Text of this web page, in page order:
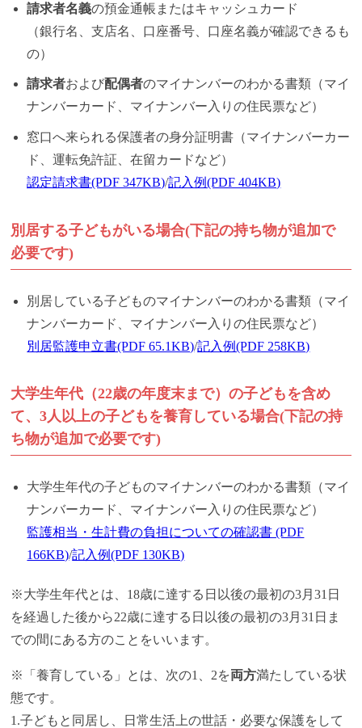
請求者名義の預金通帳またはキャッシュカード
（銀行名、支店名、口座番号、口座名義が確認できるも
の）
請求者および配偶者のマイナンバーのわかる書類（マイ
ナンバーカード、マイナンバー入りの住民票など）
窓口へ来られる保護者の身分証明書（マイナンバーカー
ド、運転免許証、在留カードなど）
認定請求書(PDF 347KB)/記入例(PDF 404KB)
別居する子どもがいる場合(下記の持ち物が追加で
必要です)
別居している子どものマイナンバーのわかる書類（マイ
ナンバーカード、マイナンバー入りの住民票など）
別居監護申立書(PDF 65.1KB)/記入例(PDF 258KB)
大学生年代（22歳の年度末まで）の子どもを含め
て、3人以上の子どもを養育している場合(下記の持
ち物が追加で必要です)
大学生年代の子どものマイナンバーのわかる書類（マイ
ナンバーカード、マイナンバー入りの住民票など）
監護相当・生計費の負担についての確認書 (PDF
166KB)/記入例(PDF 130KB)
※大学生年代とは、18歳に達する日以後の最初の3月31日
を経過した後から22歳に達する日以後の最初の3月31日ま
での間にある方のことをいいます。
※「養育している」とは、次の1、2を両方満たしている状
態です。
1.子どもと同居し、日常生活上の世話・必要な保護をして